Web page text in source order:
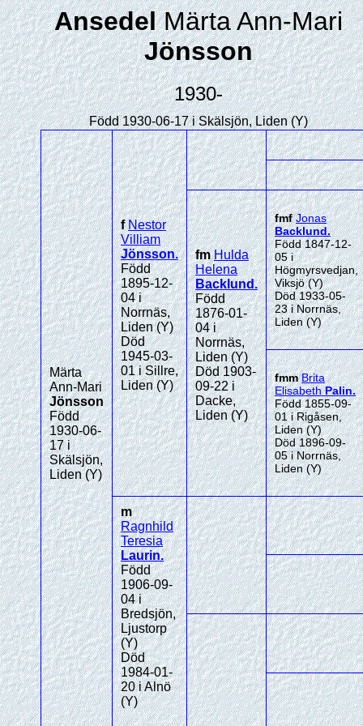
AnsedelMärta Ann-Mari
Jönsson
1930-
Född 1930-06-17 i Skälsjön, Liden (Y)
Märta
Ann-Mari
Jönsson
Född
1930-06-
17 i
Skälsjön,
Liden (Y)
fNestor
Villiam
Jönsson.
Född
1895-12-
04 i
Norrnäs,
Liden (Y)
Död
1945-03-
01 i Sillre,
Liden (Y)
fmHulda
Helena
Backlund.
Född
1876-01-
04 i
Norrnäs,
Liden (Y)
Död 1903-
09-22 i
Dacke,
Liden (Y)
fmfJonas
Backlund.
Född 1847-12-
05 i
Högmyrsvedjan,
Viksjö (Y)
Död 1933-05-
23 i Norrnäs,
Liden (Y)
fmmBrita
Elisabeth Palin.
Född 1855-09-
01 i Rigåsen,
Liden (Y)
Död 1896-09-
05 i Norrnäs,
Liden (Y)
m
Ragnhild
Teresia
Laurin.
Född
1906-09-
04 i
Bredsjön,
Ljustorp
(Y)
Död
1984-01-
20 i Alnö
(Y)